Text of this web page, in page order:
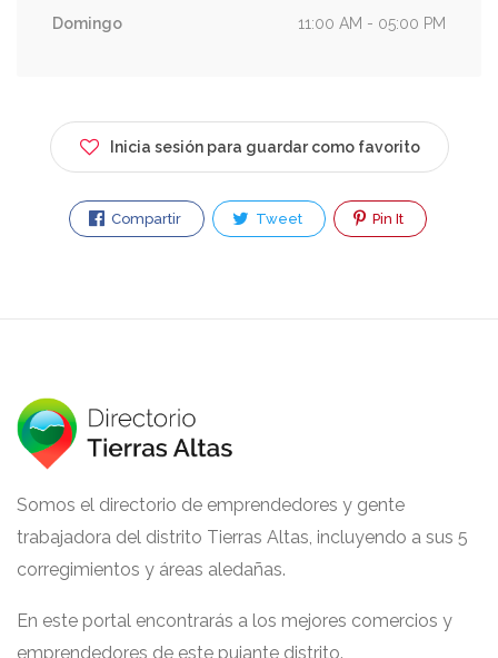
Domingo
11:00 AM - 05:00 PM
Inicia sesión para guardar como favorito
Compartir Tweet Pin It
Somos el directorio de emprendedores y gente
trabajadora del distrito Tierras Altas, incluyendo a sus 5
corregimientos y áreas aledañas.
En este portal encontrarás a los mejores comercios y
emprendedores de este pujante distrito.